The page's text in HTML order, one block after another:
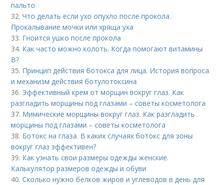
пальто
32.Что делать если ухо опухло после прокола.
Прокалывание мочки или хряща уха
33. Гноится ушко после прокола
34. Как часто можно колоть. Когда помогают витамины
B?
35. Принцип действия ботокса для лица. История вопроса
и механизм действия ботулотоксина
36. Эффективный крем от морщин вокруг глаз. Как
разгладить морщины под глазами – советы косметолога
37. Мимические морщины вокруг глаз. Как разгладить
морщины под глазами – советы косметолога
38. Ботокс на глаза. В каких случаях ботокс для зоны
вокруг глаз эффективен?
39. Как узнать свои размеры одежды женские.
Калькулятор размеров одежды и обуви
40.Сколько нужно белков жиров и углеводов в день для